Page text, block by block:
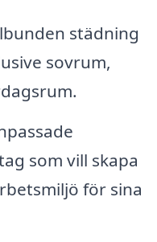
städning
sovrum,
som vill skapa
för sina